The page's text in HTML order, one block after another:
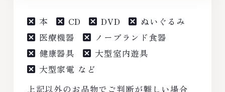
本 CD DVD
ぬいぐるみ
医療機器
ノーブランド食器
健康器具
大型室内遊具
大型家電 など
上記以外のお品物でご判断が難しい場合